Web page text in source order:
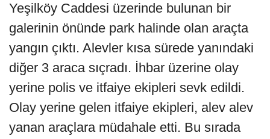
Yeşilköy Caddesi üzerinde bulunan bir
galerinin önünde park halinde olan araçta
yangın çıktı. Alevler kısa sürede yanındaki
diğer 3 araca sıçradı. İhbar üzerine olay
yerine polis ve itfaiye ekipleri sevk edildi.
Olay yerine gelen itfaiye ekipleri, alev alev
yanan araçlara müdahale etti. Bu sırada